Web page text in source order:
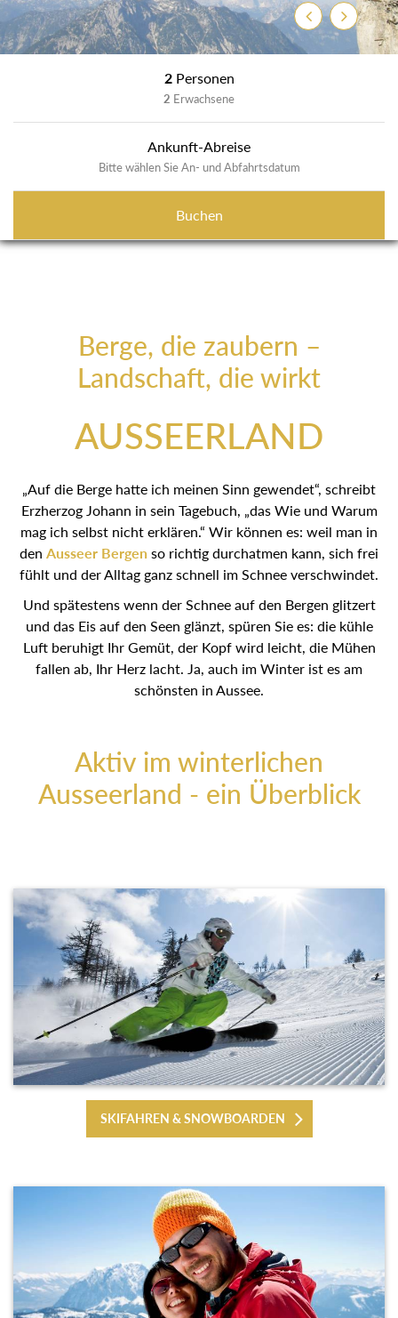
ZurückWeiter
2 Personen
2 Erwachsene
Ankunft-Abreise
Bitte wählen Sie An- und Abfahrtsdatum
Buchen
Berge, die zaubern –
Landschaft, die wirkt
AUSSEERLAND
„Auf die Berge hatte ich meinen Sinn gewendet“, schreibt
Erzherzog Johann in sein Tagebuch, „das Wie und Warum
mag ich selbst nicht erklären.“ Wir können es: weil man in
den Ausseer Bergenso richtig durchatmen kann, sich frei
fühlt und der Alltag ganz schnell im Schnee verschwindet.
Und spätestens wenn der Schnee auf den Bergen glitzert
und das Eis auf den Seen glänzt, spüren Sie es: die kühle
Luft beruhigt Ihr Gemüt, der Kopf wird leicht, die Mühen
fallen ab, Ihr Herz lacht. Ja, auch im Winter ist es am
schönsten in Aussee.
Aktiv im winterlichen
Ausseerland - ein Überblick
SKIFAHREN & SNOWBOARDEN